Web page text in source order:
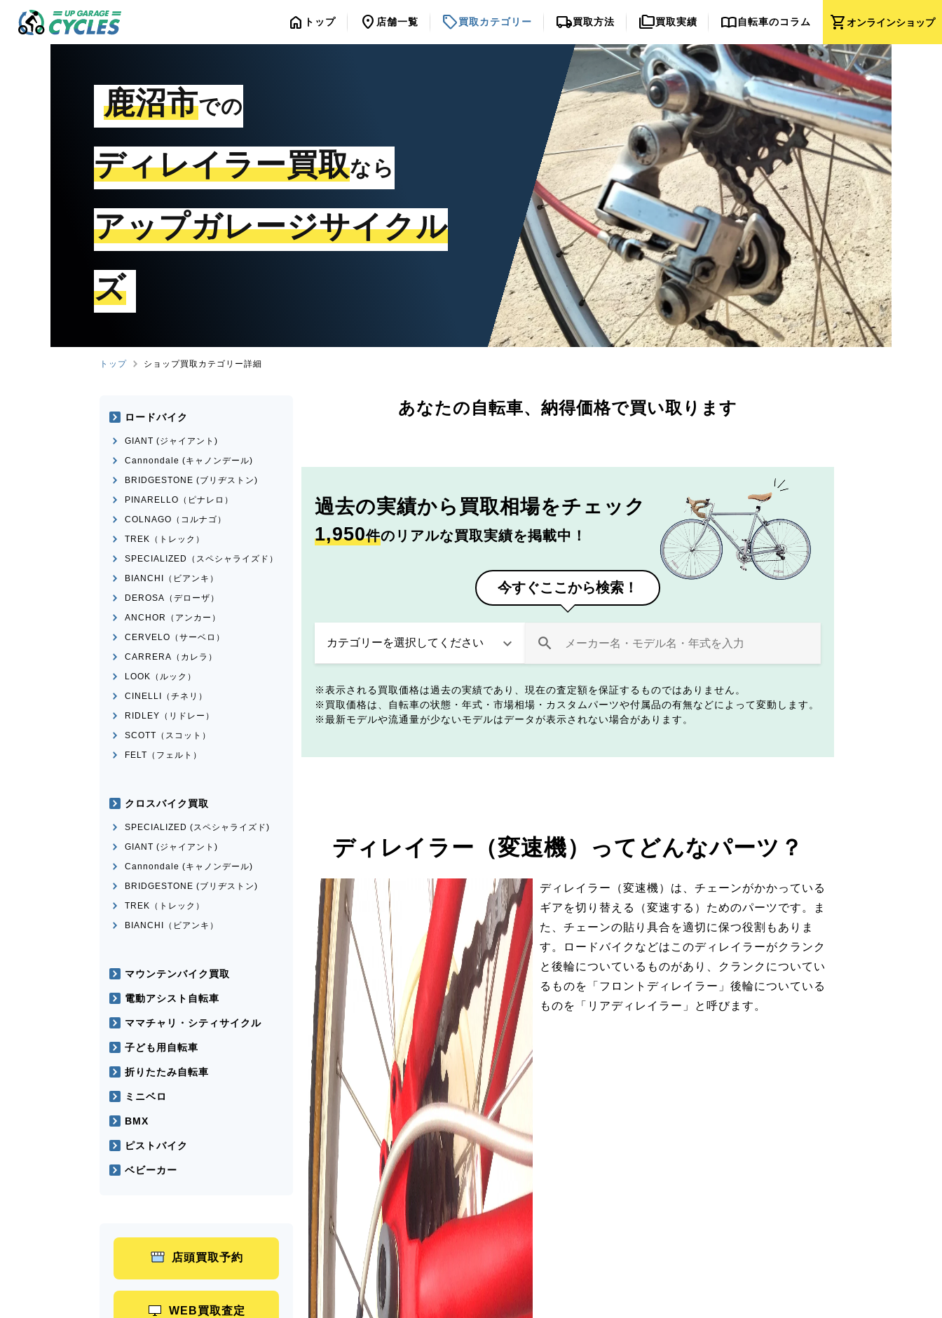
shopping_cartオンラインショップ
home トップ location_on 店舗一覧 sell買取カテゴリー local_shipping買取方法 folder_copy買取実績 import_contacts自転車のコラム
鹿沼市での
ディレイラー買取なら
アップガレージサイクル
ズ
トップ ショップ買取カテゴリー詳細
あなたの自転車、 納得価格で買い取ります
過去の実績から 買取相場をチェック
1,950件のリアルな買取実績を掲載中！
今すぐここから検索！
表示される買取価格は過去の実績であり、現在の査定額を保証するものではありません。
買取価格は、自転車の状態・年式・市場相場・カスタムパーツや付属品の有無などによって変動します。
最新モデルや流通量が少ないモデルはデータが表示されない場合があります。
ディレイラー（変速機）ってどんなパーツ？
ディレイラー（変速機）は、チェーンがかかっている
ギアを切り替える（変速する）ためのパーツです。ま
た、チェーンの貼り具合を適切に保つ役割もありま
す。ロードバイクなどはこのディレイラーがクランク
と後輪についているものがあり、クランクについてい
るものを「フロントディレイラー」後輪についている
ものを「リアディレイラー」と呼びます。
ロードバイク
GIANT (ジャイアント)
Cannondale (キャノンデール)
BRIDGESTONE (ブリヂストン)
PINARELLO（ピナレロ）
COLNAGO（コルナゴ）
TREK（トレック）
SPECIALIZED（スペシャライズド）
BIANCHI（ビアンキ）
DEROSA（デローザ）
ANCHOR（アンカー）
CERVELO（サーベロ）
CARRERA（カレラ）
LOOK（ルック）
CINELLI（チネリ）
RIDLEY（リドレー）
SCOTT（スコット）
FELT（フェルト）
クロスバイク買取
SPECIALIZED (スペシャライズド)
GIANT (ジャイアント)
Cannondale (キャノンデール)
BRIDGESTONE (ブリヂストン)
TREK（トレック）
BIANCHI（ビアンキ）
マウンテンバイク買取
電動アシスト自転車
ママチャリ・シティサイクル
子ども用自転車
折りたたみ自転車
ミニベロ
BMX
ピストバイク
ベビーカー
店頭買取予約
WEB買取査定